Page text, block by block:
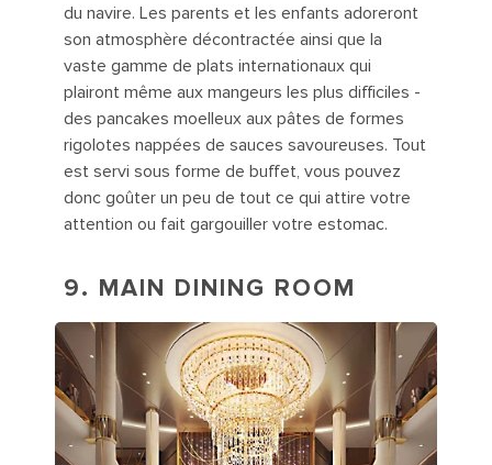
du navire. Les parents et les enfants adoreront
son atmosphère décontractée ainsi que la
vaste gamme de plats internationaux qui
plairont même aux mangeurs les plus difficiles -
des pancakes moelleux aux pâtes de formes
rigolotes nappées de sauces savoureuses. Tout
est servi sous forme de buffet, vous pouvez
donc goûter un peu de tout ce qui attire votre
attention ou fait gargouiller votre estomac.
9. MAIN DINING ROOM